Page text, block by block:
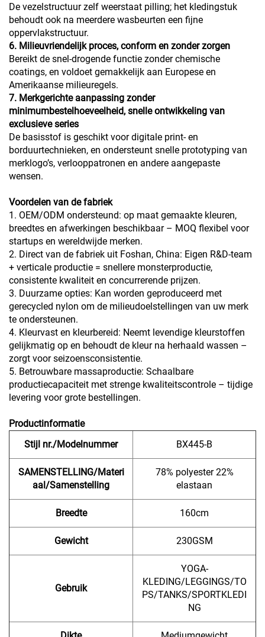
De vezelstructuur zelf weerstaat pilling; het kledingstuk
behoudt ook na meerdere wasbeurten een fijne
oppervlakstructuur.
6. Milieuvriendelijk proces, conform en zonder zorgen
Bereikt de snel-drogende functie zonder chemische
coatings, en voldoet gemakkelijk aan Europese en
Amerikaanse milieuregels.
7. Merkgerichte aanpassing zonder
minimumbestelhoeveelheid, snelle ontwikkeling van
exclusieve series
De basisstof is geschikt voor digitale print- en
borduurtechnieken, en ondersteunt snelle prototyping van
merklogo’s, verlooppatronen en andere aangepaste
wensen.
Voordelen van de fabriek
1. OEM/ODM ondersteund: op maat gemaakte kleuren,
breedtes en afwerkingen beschikbaar – MOQ flexibel voor
startups en wereldwijde merken.
2. Direct van de fabriek uit Foshan, China: Eigen R&D-team
+ verticale productie = snellere monsterproductie,
consistente kwaliteit en concurrerende prijzen.
3. Duurzame opties: Kan worden geproduceerd met
gerecycled nylon om de milieudoelstellingen van uw merk
te ondersteunen.
4. Kleurvast en kleurbereid: Neemt levendige kleurstoffen
gelijkmatig op en behoudt de kleur na herhaald wassen –
zorgt voor seizoensconsistentie.
5. Betrouwbare massaproductie: Schaalbare
productiecapaciteit met strenge kwaliteitscontrole – tijdige
levering voor grote bestellingen.
Productinformatie
Stijl nr./Modelnummer
BX445-B
SAMENSTELLING/Materi
aal/Samenstelling
78% polyester 22%
elastaan
Breedte 160cm
Gewicht 230GSM
Gebruik
YOGA-
KLEDING/LEGGINGS/TO
PS/TANKS/SPORTKLEDI
NG